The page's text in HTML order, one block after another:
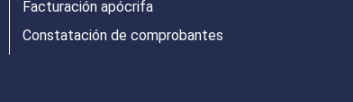
Facturación apócrifa
Constatación de comprobantes